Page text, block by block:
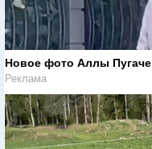
Новое фото Аллы
Реклама